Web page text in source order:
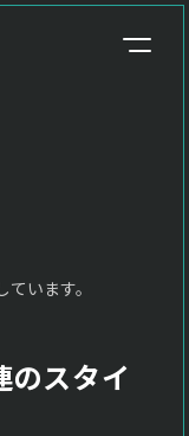
います。
スタイ